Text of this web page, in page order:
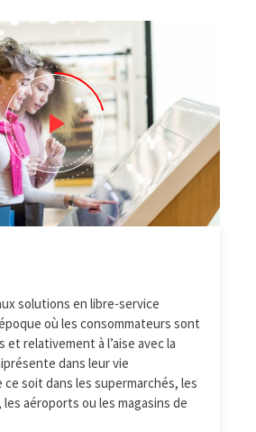
solutions en libre-service
où les consommateurs sont
et relativement à l’aise avec la
dans leur vie
soit dans les supermarchés, les
aéroports ou les magasins de